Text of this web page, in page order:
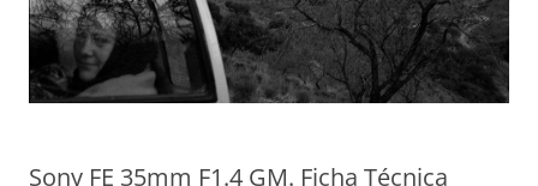
Sony FE 35mm F1.4 GM. Ficha Técnica